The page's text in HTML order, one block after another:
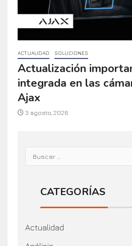
ACTUALIDAD SOLUCIONES
Actualización
integrada en las
Ajax
3 agosto, 2026
CATEGORÍAS
Actualidad